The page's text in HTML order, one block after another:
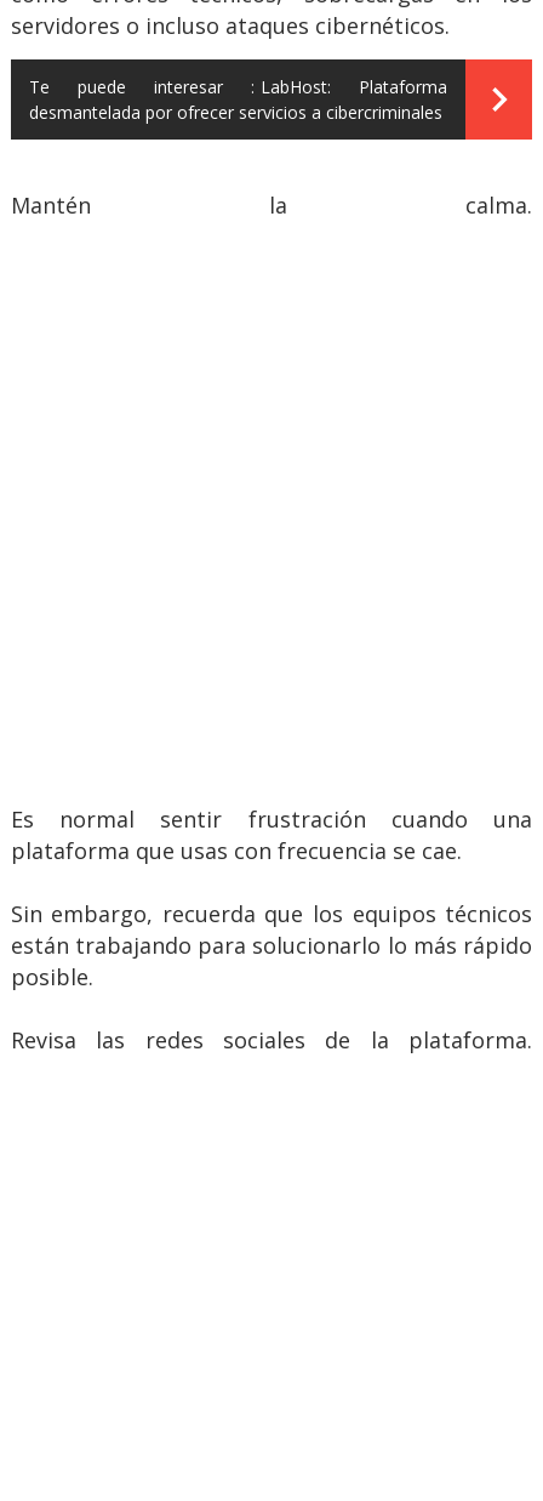
servidores o incluso ataques cibernéticos.
Te puede interesar : LabHost: Plataforma
desmantelada por ofrecer servicios a cibercriminales
Mantén la calma.
Es normal sentir frustración cuando una
plataforma que usas con frecuencia se cae.
Sin embargo, recuerda que los equipos técnicos
están trabajando para solucionarlo lo más rápido
posible.
Revisa las redes sociales de la plataforma.